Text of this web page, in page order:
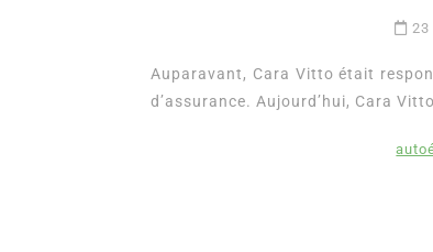
23
Auparavant, Cara Vitto était
d’assurance. Aujourd’hui, Cara